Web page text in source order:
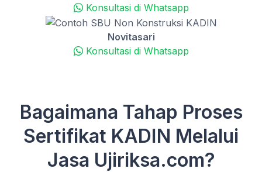
Konsultasi di Whatsapp
Novitasari
Konsultasi di Whatsapp
Bagaimana Tahap Proses
Sertifikat KADIN Melalui
Jasa Ujiriksa.com?